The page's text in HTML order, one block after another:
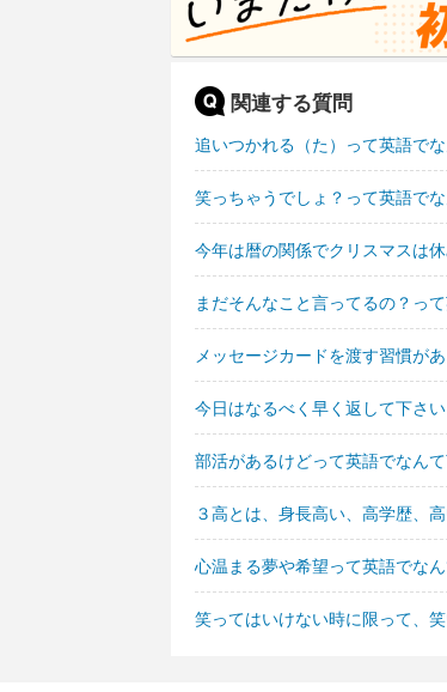
関連する質問
追いつかれる（た）って英語で
笑っちゃうでしょ？って英語で
今年は暦の関係でクリスマスは
まだそんなこと言ってるの？っ
メッセージカードを渡す習慣が
今日はなるべく早く返して下さ
部活があるけどって英語でなん
３高とは、身長高い、高学歴、
心温まる夢や希望って英語でな
笑ってはいけない時に限って、